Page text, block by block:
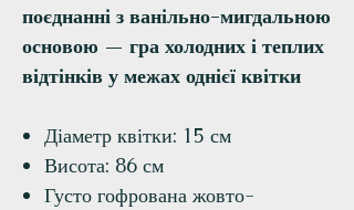
поєднанні з ванільно-мигдальною
основою — гра холодних і теплих
відтінків у межах однієї квітки
Діаметр квітки: 15 см
Висота: 86 см
Густо гофрована жовто-